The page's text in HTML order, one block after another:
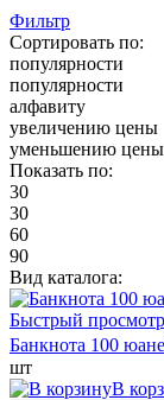
Фильтр
Сортировать по:
популярности
популярности
алфавиту
увеличению цены
уменьшению цены
Показать по:
30
30
60
90
Вид каталога:
Быстрый просмотр
Банкнота 100
шт
В